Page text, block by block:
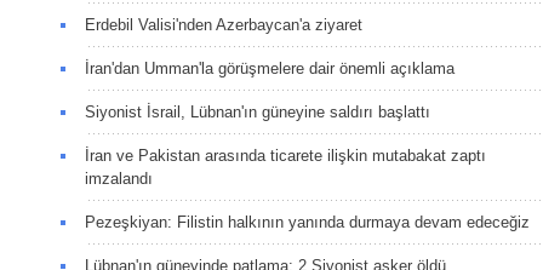
Erdebil Valisi'nden Azerbaycan'a ziyaret
İran'dan Umman'la görüşmelere dair önemli açıklama
Siyonist İsrail, Lübnan'ın güneyine saldırı başlattı
İran ve Pakistan arasında ticarete ilişkin mutabakat zaptı
imzalandı
Pezeşkiyan: Filistin halkının yanında durmaya devam edeceğiz
Lübnan'ın güneyinde patlama: 2 Siyonist asker öldü